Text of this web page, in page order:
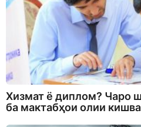
Хизмат ё диплом? Чаро
ба мактабҳои олии